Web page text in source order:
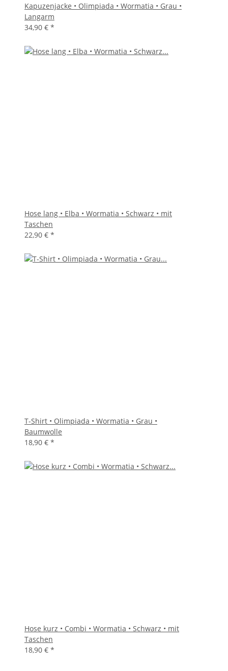
Kapuzenjacke • Olimpiada • Wormatia • Grau •
Langarm
34,90 € *
Hose lang • Elba • Wormatia • Schwarz • mit
Taschen
22,90 € *
T-Shirt • Olimpiada • Wormatia • Grau •
Baumwolle
18,90 € *
Hose kurz • Combi • Wormatia • Schwarz • mit
Taschen
18,90 € *